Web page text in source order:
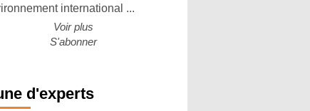
international ...
Voir plus
S'abonner
d'experts